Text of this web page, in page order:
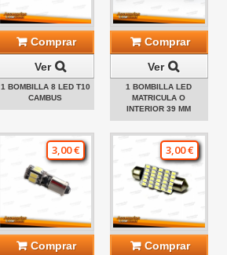
Comprar
Ver
1 BOMBILLA 8 LED T10
CAMBUS
Comprar
Ver
1 BOMBILLA LED
MATRICULA O
INTERIOR 39 MM
3,00 €
Comprar
3,00 €
Comprar